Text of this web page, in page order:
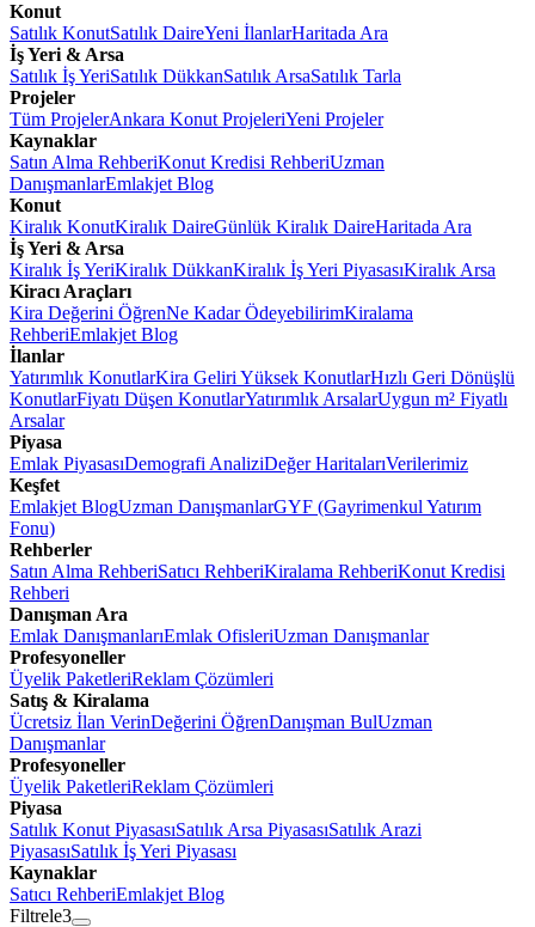
Konut
Satılık KonutSatılık DaireYeni İlanlarHaritada Ara
İş Yeri & Arsa
Satılık İş YeriSatılık DükkanSatılık ArsaSatılık Tarla
Projeler
Tüm ProjelerAnkara Konut ProjeleriYeni Projeler
Kaynaklar
Satın Alma RehberiKonut Kredisi RehberiUzman
DanışmanlarEmlakjet Blog
Konut
Kiralık KonutKiralık DaireGünlük Kiralık DaireHaritada Ara
İş Yeri & Arsa
Kiralık İş YeriKiralık DükkanKiralık İş Yeri PiyasasıKiralık Arsa
Kiracı Araçları
Kira Değerini ÖğrenNe Kadar ÖdeyebilirimKiralama
RehberiEmlakjet Blog
İlanlar
Yatırımlık KonutlarKira Geliri Yüksek KonutlarHızlı Geri Dönüşlü
KonutlarFiyatı Düşen KonutlarYatırımlık ArsalarUygun m² Fiyatlı
Arsalar
Piyasa
Emlak PiyasasıDemografi AnaliziDeğer HaritalarıVerilerimiz
Keşfet
Emlakjet BlogUzman DanışmanlarGYF (Gayrimenkul Yatırım
Fonu)
Rehberler
Satın Alma RehberiSatıcı RehberiKiralama RehberiKonut Kredisi
Rehberi
Danışman Ara
Emlak DanışmanlarıEmlak OfisleriUzman Danışmanlar
Profesyoneller
Üyelik PaketleriReklam Çözümleri
Satış & Kiralama
Ücretsiz İlan VerinDeğerini ÖğrenDanışman BulUzman
Danışmanlar
Profesyoneller
Üyelik PaketleriReklam Çözümleri
Piyasa
Satılık Konut PiyasasıSatılık Arsa PiyasasıSatılık Arazi
PiyasasıSatılık İş Yeri Piyasası
Kaynaklar
Satıcı RehberiEmlakjet Blog
Filtrele3